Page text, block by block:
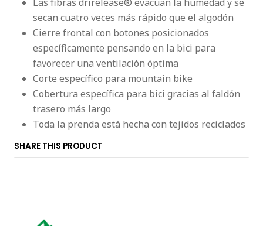
secan cuatro veces más rápido que el algodón
Cierre frontal con botones posicionados
específicamente pensando en la bici para
favorecer una ventilación óptima
Corte específico para mountain bike
Cobertura específica para bici gracias al faldón
trasero más largo
Toda la prenda está hecha con tejidos reciclados
SHARE THIS PRODUCT